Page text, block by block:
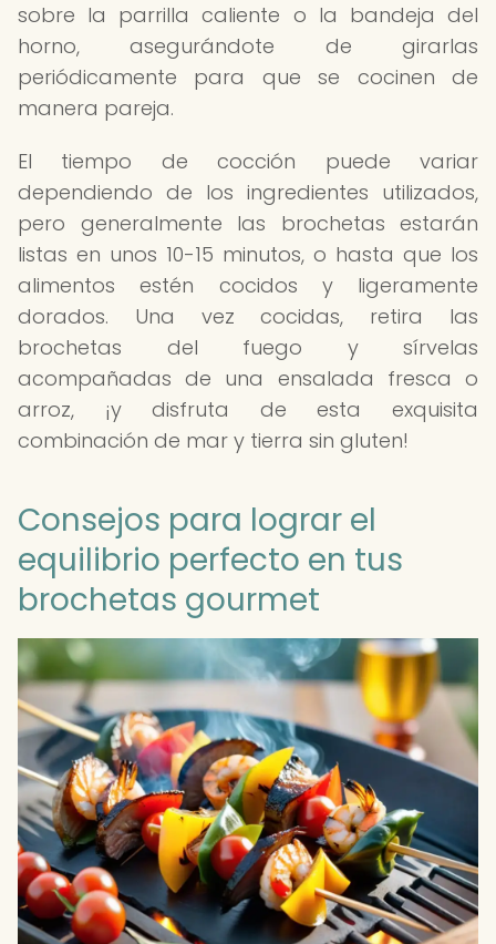
sobre la parrilla caliente o la bandeja del
horno, asegurándote de girarlas
periódicamente para que se cocinen de
manera pareja.
El tiempo de cocción puede variar
dependiendo de los ingredientes utilizados,
pero generalmente las brochetas estarán
listas en unos 10-15 minutos, o hasta que los
alimentos estén cocidos y ligeramente
dorados. Una vez cocidas, retira las
brochetas del fuego y sírvelas
acompañadas de una ensalada fresca o
arroz, ¡y disfruta de esta exquisita
combinación de mar y tierra sin gluten!
Consejos para lograr el
equilibrio perfecto en tus
brochetas gourmet